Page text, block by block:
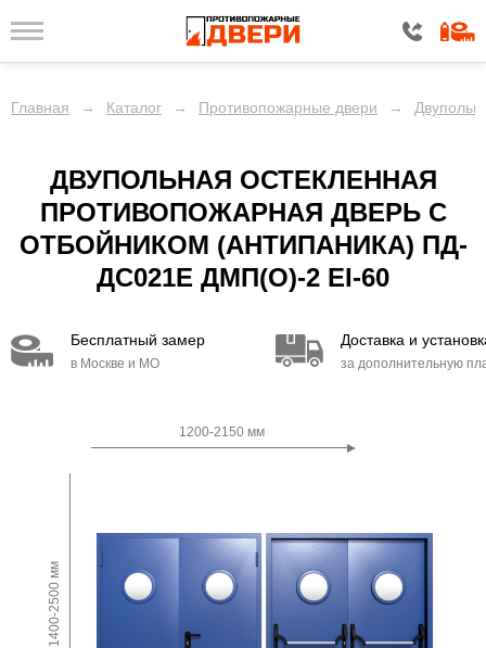
Главная → Каталог → Противопожарные двери →
ДВУПОЛЬНАЯ ОСТЕКЛЕННАЯ
ПРОТИВОПОЖАРНАЯ ДВЕРЬ С
ОТБОЙНИКОМ (АНТИПАНИКА) ПД-
ДС021E ДМП(О)-2 EI-60
Бесплатный замер
в Москве и МО
Доставка и
за дополнительную
1200-2150 мм
1400-2500 мм